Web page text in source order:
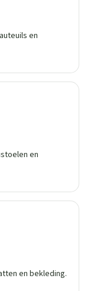
en
en
en bekleding.